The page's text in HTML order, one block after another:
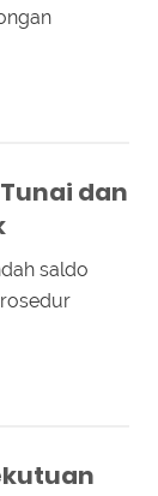
dan
saldo